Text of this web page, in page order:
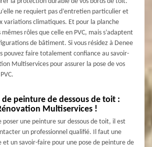
ne requiert pas d’entretien particulier et
variations climatiques. Et pour la planche
rôles que celle en PVC, mais s’adaptent
de bâtiment. Si vous résidez à Denee
pouvez faire totalement confiance au savoir-
Multiservices pour assurer la pose de vos
peinture de dessous de toit :
Multiservices !
poser une peinture sur dessous de toit, il est
un professionnel qualifié. Il faut une
et un savoir-faire pour une pose de peinture de